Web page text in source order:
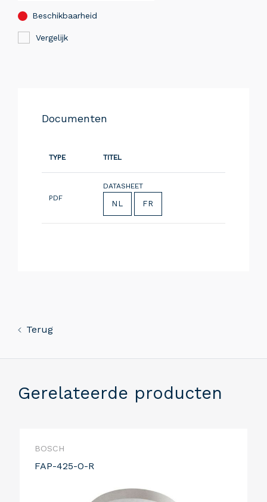
Beschikbaarheid
Vergelijk
Documenten
TYPE TITEL
PDF
DATASHEET
NL FR
Terug
Gerelateerde producten
BOSCH
FAP-425-O-R